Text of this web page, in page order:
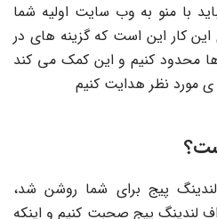
با منو به وب سایت اولیه شما
این کار این است که گزینه های در
ها محدود کنیم و این کمک می کند
مورد نظر هدایت کنیم
پیج برای شما روشن شد،
لندینگ پیج صحبت کنیم و اینکه